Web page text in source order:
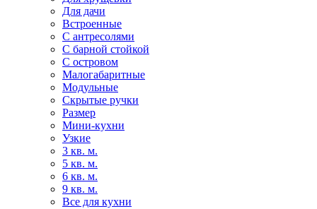
Для дачи
Встроенные
С антресолями
С барной стойкой
С островом
Малогабаритные
Модульные
Скрытые ручки
Размер
Мини-кухни
Узкие
3 кв. м.
5 кв. м.
6 кв. м.
9 кв. м.
Все для кухни